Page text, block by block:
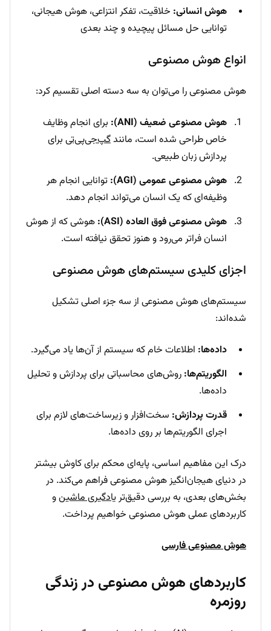
هوش انسانی: خلاقیت، تفکر انتزاعی، هوش هیجانی،
توانایی حل مسائل پیچیده و چند بعدی
انواع هوش مصنوعی
هوش مصنوعی را می‌توان به سه دسته اصلی تقسیم کرد:
هوش مصنوعی ضعیف (ANI):
برای انجام وظایف
خاص طراحی شده است، مانندگپ‌جی‌پی‌تی برای
پردازش زبان طبیعی.
هوش مصنوعی عمومی (AGI):
توانایی انجام هر
وظیفه‌ای که یک انسان می‌تواند انجام دهد.
هوش مصنوعی فوق العاده (ASI):
هوشی که از هوش
انسان فراتر می‌رود و هنوز تحقق نیافته است.
اجزای کلیدی سیستم‌های هوش مصنوعی
سیستم‌های هوش مصنوعی از سه جزء اصلی تشکیل
شده‌اند:
داده‌ها: اطلاعات خام که سیستم از آن‌ها یاد می‌گیرد.
الگوریتم‌ها: روش‌های محاسباتی برای پردازش و تحلیل
داده‌ها.
قدرت پردازش: سخت‌افزار و زیرساخت‌های لازم برای
اجرای الگوریتم‌ها بر روی داده‌ها.
درک این مفاهیم اساسی، پایه‌ای محکم برای کاوش بیشتر
در دنیای هیجان‌انگیز هوش مصنوعی فراهم می‌کند. در
بخش‌های بعدی، به بررسی دقیق‌تریادگیری ماشینو
کاربردهای عملی هوش مصنوعی خواهیم پرداخت.
هوش مصنوعی فارسی
کاربردهای هوش مصنوعی در زندگی
روزمره